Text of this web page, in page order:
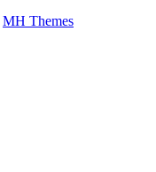
MH Themes